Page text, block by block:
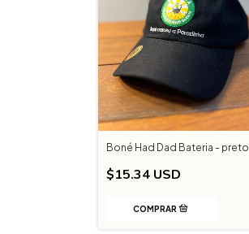
Boné Had Dad Bateria - preto
$15.34 USD